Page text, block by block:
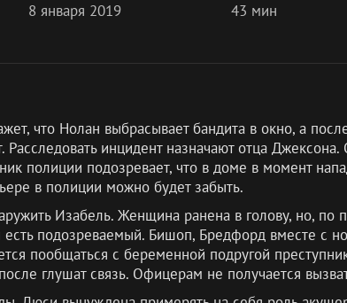
8 января 2019 43 мин
что Нолан выбрасывает бандита в окно, а
инцидент назначают отца
полиции подозревает, что в доме в момент
в полиции можно будет забыть.
Изабель. Женщина ранена в голову, но, по
есть подозреваемый. Бишоп, Бредфорд вместе с
пообщаться с беременной подругой
глушат связь. Офицерам не получается